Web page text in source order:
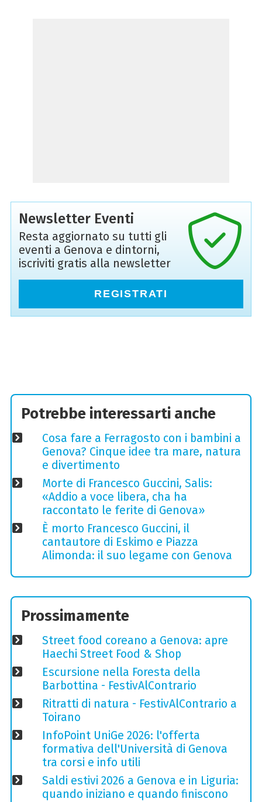
Newsletter Eventi
Resta aggiornato su tutti gli
eventi a Genova e dintorni,
iscriviti gratis alla newsletter
REGISTRATI
Potrebbe interessarti anche
Cosa fare a Ferragosto con i bambini a
Genova? Cinque idee tra mare, natura
e divertimento
Morte di Francesco Guccini, Salis:
«Addio a voce libera, cha ha
raccontato le ferite di Genova»
È morto Francesco Guccini, il
cantautore di Eskimo e Piazza
Alimonda: il suo legame con Genova
Prossimamente
Street food coreano a Genova: apre
Haechi Street Food & Shop
Escursione nella Foresta della
Barbottina - FestivAlContrario
Ritratti di natura - FestivAlContrario a
Toirano
InfoPoint UniGe 2026: l'offerta
formativa dell'Università di Genova
tra corsi e info utili
Saldi estivi 2026 a Genova e in Liguria:
quando iniziano e quando finiscono